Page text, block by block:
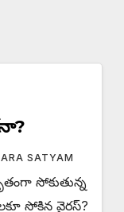
SATYAM
సోకుతున్న
సోకిన వైరస్‌?